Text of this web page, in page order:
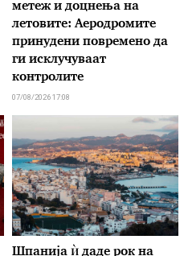
метеж и доцнења на
летовите: Аеродромите
принудени повремено да
ги исклучуваат
контролите
07/08/2026 17:08
Шпанија ѝ даде рок на